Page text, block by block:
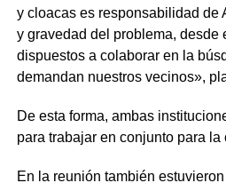
y cloacas es responsabilidad de
y gravedad del problema, desde
dispuestos a colaborar en la
demandan nuestros vecinos»,
De esta forma, ambas
para trabajar en conjunto para la
En la reunión también